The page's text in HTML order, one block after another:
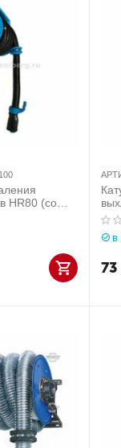
HR80 (со
х 10 м)
в
73